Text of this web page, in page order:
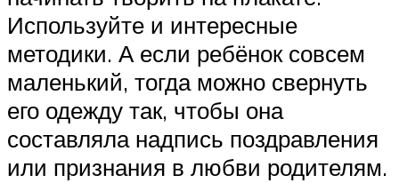
Используйте и интересные
методики. А если ребёнок совсем
маленький, тогда можно свернуть
его одежду так, чтобы она
составляла надпись поздравления
или признания в любви родителям.